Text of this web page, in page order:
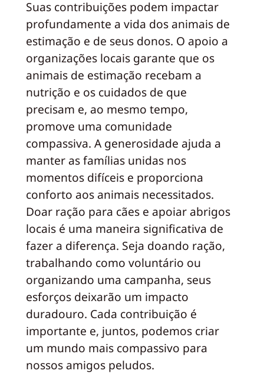
Suas contribuições podem impactar
profundamente a vida dos animais de
estimação e de seus donos. O apoio a
organizações locais garante que os
animais de estimação recebam a
nutrição e os cuidados de que
precisam e, ao mesmo tempo,
promove uma comunidade
compassiva. A generosidade ajuda a
manter as famílias unidas nos
momentos difíceis e proporciona
conforto aos animais necessitados.
Doar ração para cães e apoiar abrigos
locais é uma maneira significativa de
fazer a diferença. Seja doando ração,
trabalhando como voluntário ou
organizando uma campanha, seus
esforços deixarão um impacto
duradouro. Cada contribuição é
importante e, juntos, podemos criar
um mundo mais compassivo para
nossos amigos peludos.